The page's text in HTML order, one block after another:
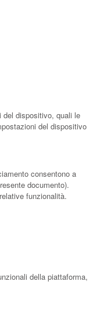
del dispositivo, quali le
del dispositivo
consentono a
documento).
funzionalità.
della piattaforma,